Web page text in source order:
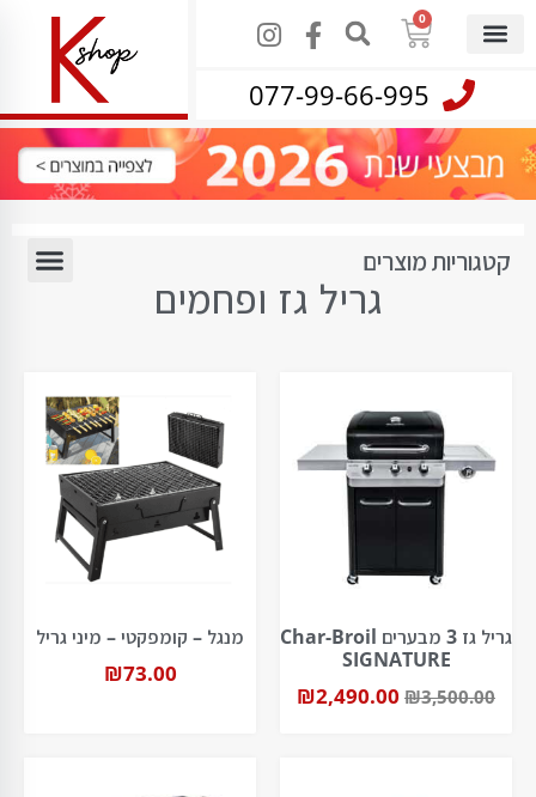
0
077-99-66-995
קטגוריות מוצרים
גריל גז ופחמים
גריל גז 3 מבערים Char-Broil
SIGNATURE
₪3,500.00
₪2,490.00
מנגל – קומפקטי – מיני גריל
₪73.00